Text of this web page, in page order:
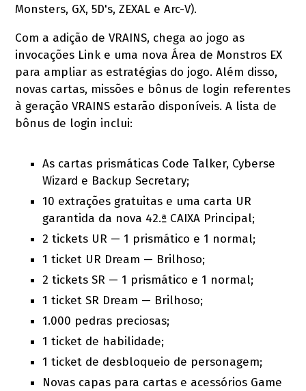
Monsters, GX, 5D's, ZEXAL e Arc-V).
Com a adição de VRAINS, chega ao jogo as
invocações Link e uma nova Área de Monstros EX
para ampliar as estratégias do jogo. Além disso,
novas cartas, missões e bônus de login referentes
à geração VRAINS estarão disponíveis. A lista de
bônus de login inclui:
As cartas prismáticas Code Talker, Cyberse
Wizard e Backup Secretary;
10 extrações gratuitas e uma carta UR
garantida da nova 42.ª CAIXA Principal;
2 tickets UR — 1 prismático e 1 normal;
1 ticket UR Dream — Brilhoso;
2 tickets SR — 1 prismático e 1 normal;
1 ticket SR Dream — Brilhoso;
1.000 pedras preciosas;
1 ticket de habilidade;
1 ticket de desbloqueio de personagem;
Novas capas para cartas e acessórios Game